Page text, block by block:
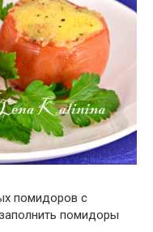
помидоров с
помидоры